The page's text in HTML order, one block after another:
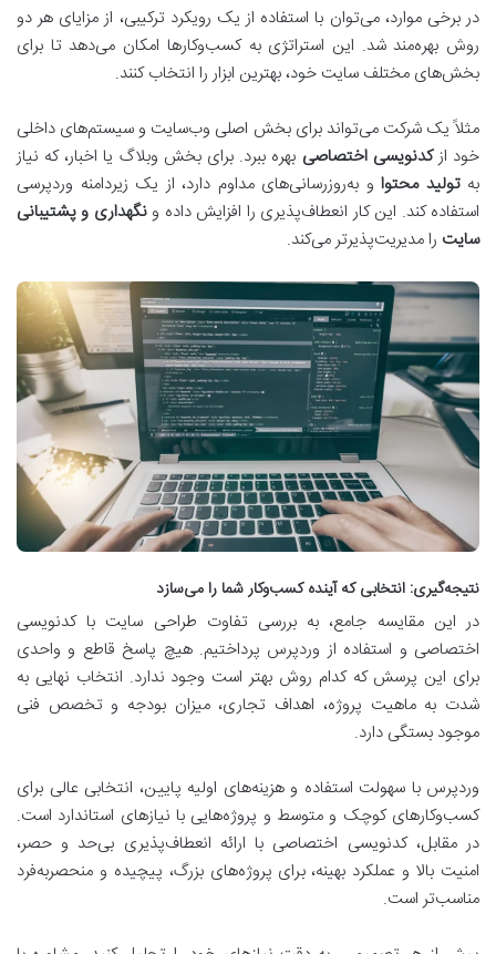
در برخی موارد، می‌توان با استفاده از یک رویکرد ترکیبی، از مزایای هر دو
روش بهره‌مند شد. این استراتژی به کسب‌وکارها امکان می‌دهد تا برای
بخش‌های مختلف سایت خود، بهترین ابزار را انتخاب کنند.
مثلاً یک شرکت می‌تواند برای بخش اصلی وب‌سایت و سیستم‌های داخلی
خود ازکدنویسی اختصاصی بهره ببرد. برای بخش وبلاگ یا اخبار، که نیاز
بهتولید محتوا و به‌روزرسانی‌های مداوم دارد، از یک زیردامنه وردپرسی
استفاده کند. این کار انعطاف‌پذیری را افزایش داده ونگهداری و پشتیبانی
سایت را مدیریت‌پذیرتر می‌کند.
نتیجه‌گیری: انتخابی که آینده کسب‌وکار شما را می‌سازد
در این مقایسه جامع، به بررسی تفاوت طراحی سایت با کدنویسی
اختصاصی و استفاده از وردپرس پرداختیم. هیچ پاسخ قاطع و واحدی
برای این پرسش که کدام روش بهتر است وجود ندارد. انتخاب نهایی به
شدت به ماهیت پروژه، اهداف تجاری، میزان بودجه و تخصص فنی
موجود بستگی دارد.
وردپرس با سهولت استفاده و هزینه‌های اولیه پایین، انتخابی عالی برای
کسب‌وکارهای کوچک و متوسط و پروژه‌هایی با نیازهای استاندارد است.
در مقابل، کدنویسی اختصاصی با ارائه انعطاف‌پذیری بی‌حد و حصر،
امنیت بالا و عملکرد بهینه، برای پروژه‌های بزرگ، پیچیده و منحصربه‌فرد
مناسب‌تر است.